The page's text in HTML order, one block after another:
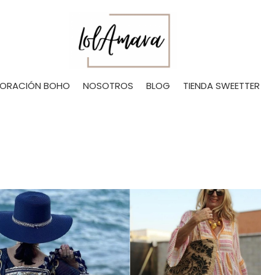
BOHO NOSOTROS BLOG TIENDA SWEETTER